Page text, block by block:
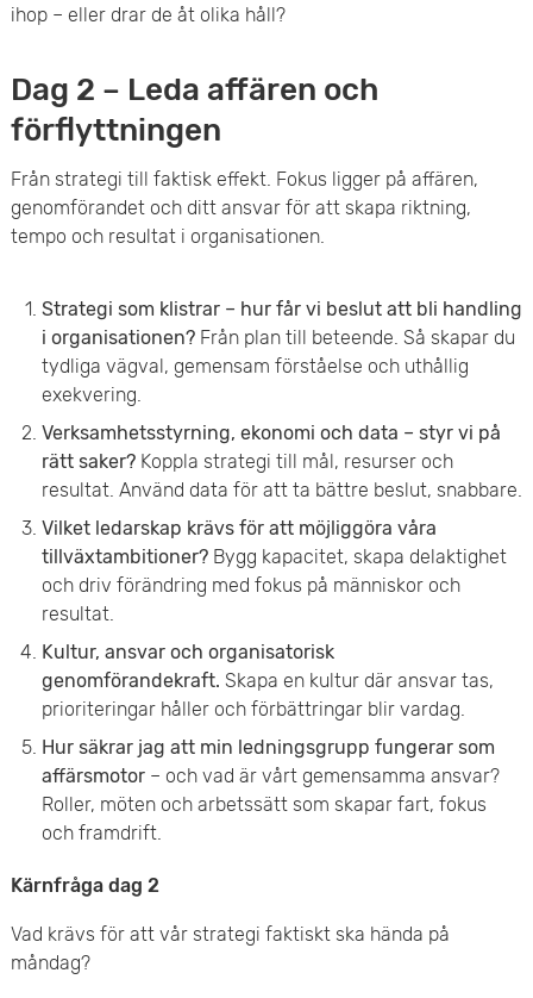
ihop – eller drar de åt olika håll?
Dag 2 – Leda affären och
förflyttningen
Från strategi till faktisk effekt. Fokus ligger på affären,
genomförandet och ditt ansvar för att skapa riktning,
tempo och resultat i organisationen.
Strategi som klistrar – hur får vi beslut att bli handling
i organisationen?Från plan till beteende. Så skapar du
tydliga vägval, gemensam förståelse och uthållig
exekvering.
Verksamhetsstyrning, ekonomi och data – styr vi på
rätt saker?Koppla strategi till mål, resurser och
resultat. Använd data för att ta bättre beslut, snabbare.
Vilket ledarskap krävs för att möjliggöra våra
tillväxtambitioner? Bygg kapacitet, skapa delaktighet
och driv förändring med fokus på människor och
resultat.
Kultur, ansvar och organisatorisk
genomförandekraft. Skapa en kultur där ansvar tas,
prioriteringar håller och förbättringar blir vardag.
Hur säkrar jag att min ledningsgrupp fungerar som
affärsmotor – och vad är vårt gemensamma ansvar?
Roller, möten och arbetssätt som skapar fart, fokus
och framdrift.
Kärnfråga dag 2
Vad krävs för att vår strategi faktiskt ska hända på
måndag?